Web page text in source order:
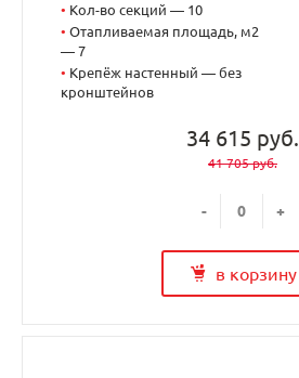
• Кол-во секций — 10
• Отапливаемая площадь, м2
— 7
• Крепёж настенный — без
кронштейнов
34 615 руб.
41 705 руб.
- +
в корзину